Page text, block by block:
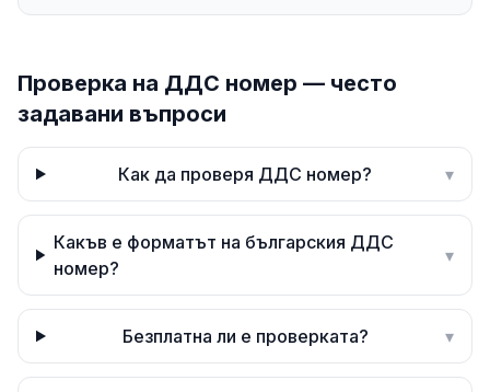
Проверка на ДДС номер — често
задавани въпроси
Как да проверя ДДС номер? ▾
Какъв е форматът на българския ДДС
номер?
▾
Безплатна ли е проверката? ▾